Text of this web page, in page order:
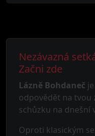
Nezávazná
Začni zde
Lázně Bohdaneč
odpovědět na tvou
schůzku na dnešní
Oproti klasickým